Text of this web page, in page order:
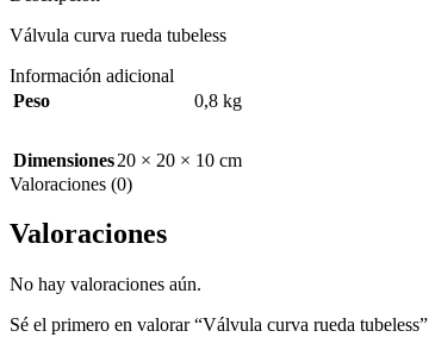
Válvula curva rueda tubeless
Información adicional
Peso
0,8 kg
Dimensiones20 × 20 × 10 cm
Valoraciones (0)
Valoraciones
No hay valoraciones aún.
Sé el primero en valorar “Válvula curva rueda tubeless”